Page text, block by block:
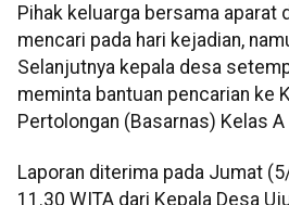
Pihak keluarga bersama aparat
mencari pada hari kejadian,
Selanjutnya kepala desa
meminta bantuan pencarian ke
Pertolongan (Basarnas) Kelas
Laporan diterima pada Jumat
11.30 WITA dari Kepala Desa